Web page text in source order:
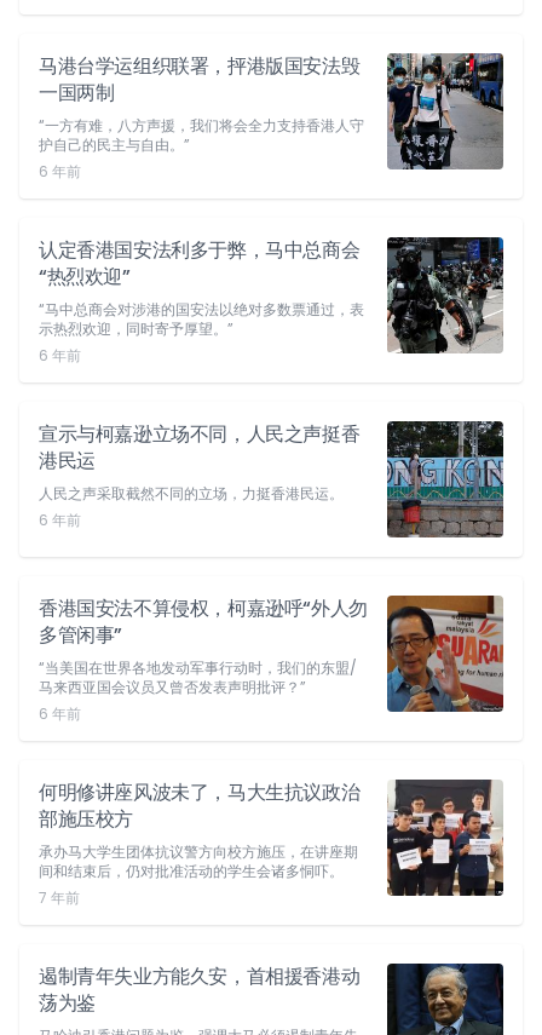
马港台学运组织联署，抨港版国安法毁
一国两制
“一方有难，八方声援，我们将会全力支持香港人守
护自己的民主与自由。”
6 年前
认定香港国安法利多于弊，马中总商会
“热烈欢迎”
“马中总商会对涉港的国安法以绝对多数票通过，表
示热烈欢迎，同时寄予厚望。”
6 年前
宣示与柯嘉逊立场不同，人民之声挺香
港民运
人民之声采取截然不同的立场，力挺香港民运。
6 年前
香港国安法不算侵权，柯嘉逊呼“外人勿
多管闲事”
“当美国在世界各地发动军事行动时，我们的东盟/
马来西亚国会议员又曾否发表声明批评？”
6 年前
何明修讲座风波未了，马大生抗议政治
部施压校方
承办马大学生团体抗议警方向校方施压，在讲座期
间和结束后，仍对批准活动的学生会诸多恫吓。
7 年前
遏制青年失业方能久安，首相援香港动
荡为鉴